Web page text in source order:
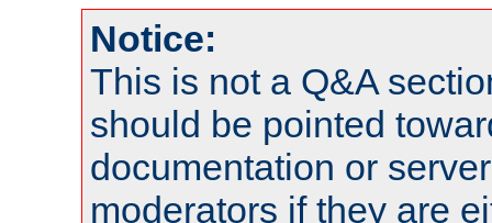
Notice:
This is not a Q&A
should be pointed
documentation or
moderators if they are